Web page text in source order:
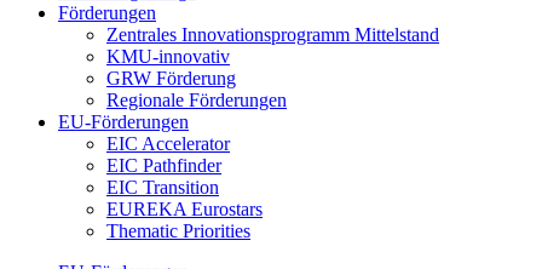
Förderungen
Zentrales Innovationsprogramm Mittelstand
KMU-innovativ
GRW Förderung
Regionale Förderungen
EU-Förderungen
EIC Accelerator
EIC Pathfinder
EIC Transition
EUREKA Eurostars
Thematic Priorities